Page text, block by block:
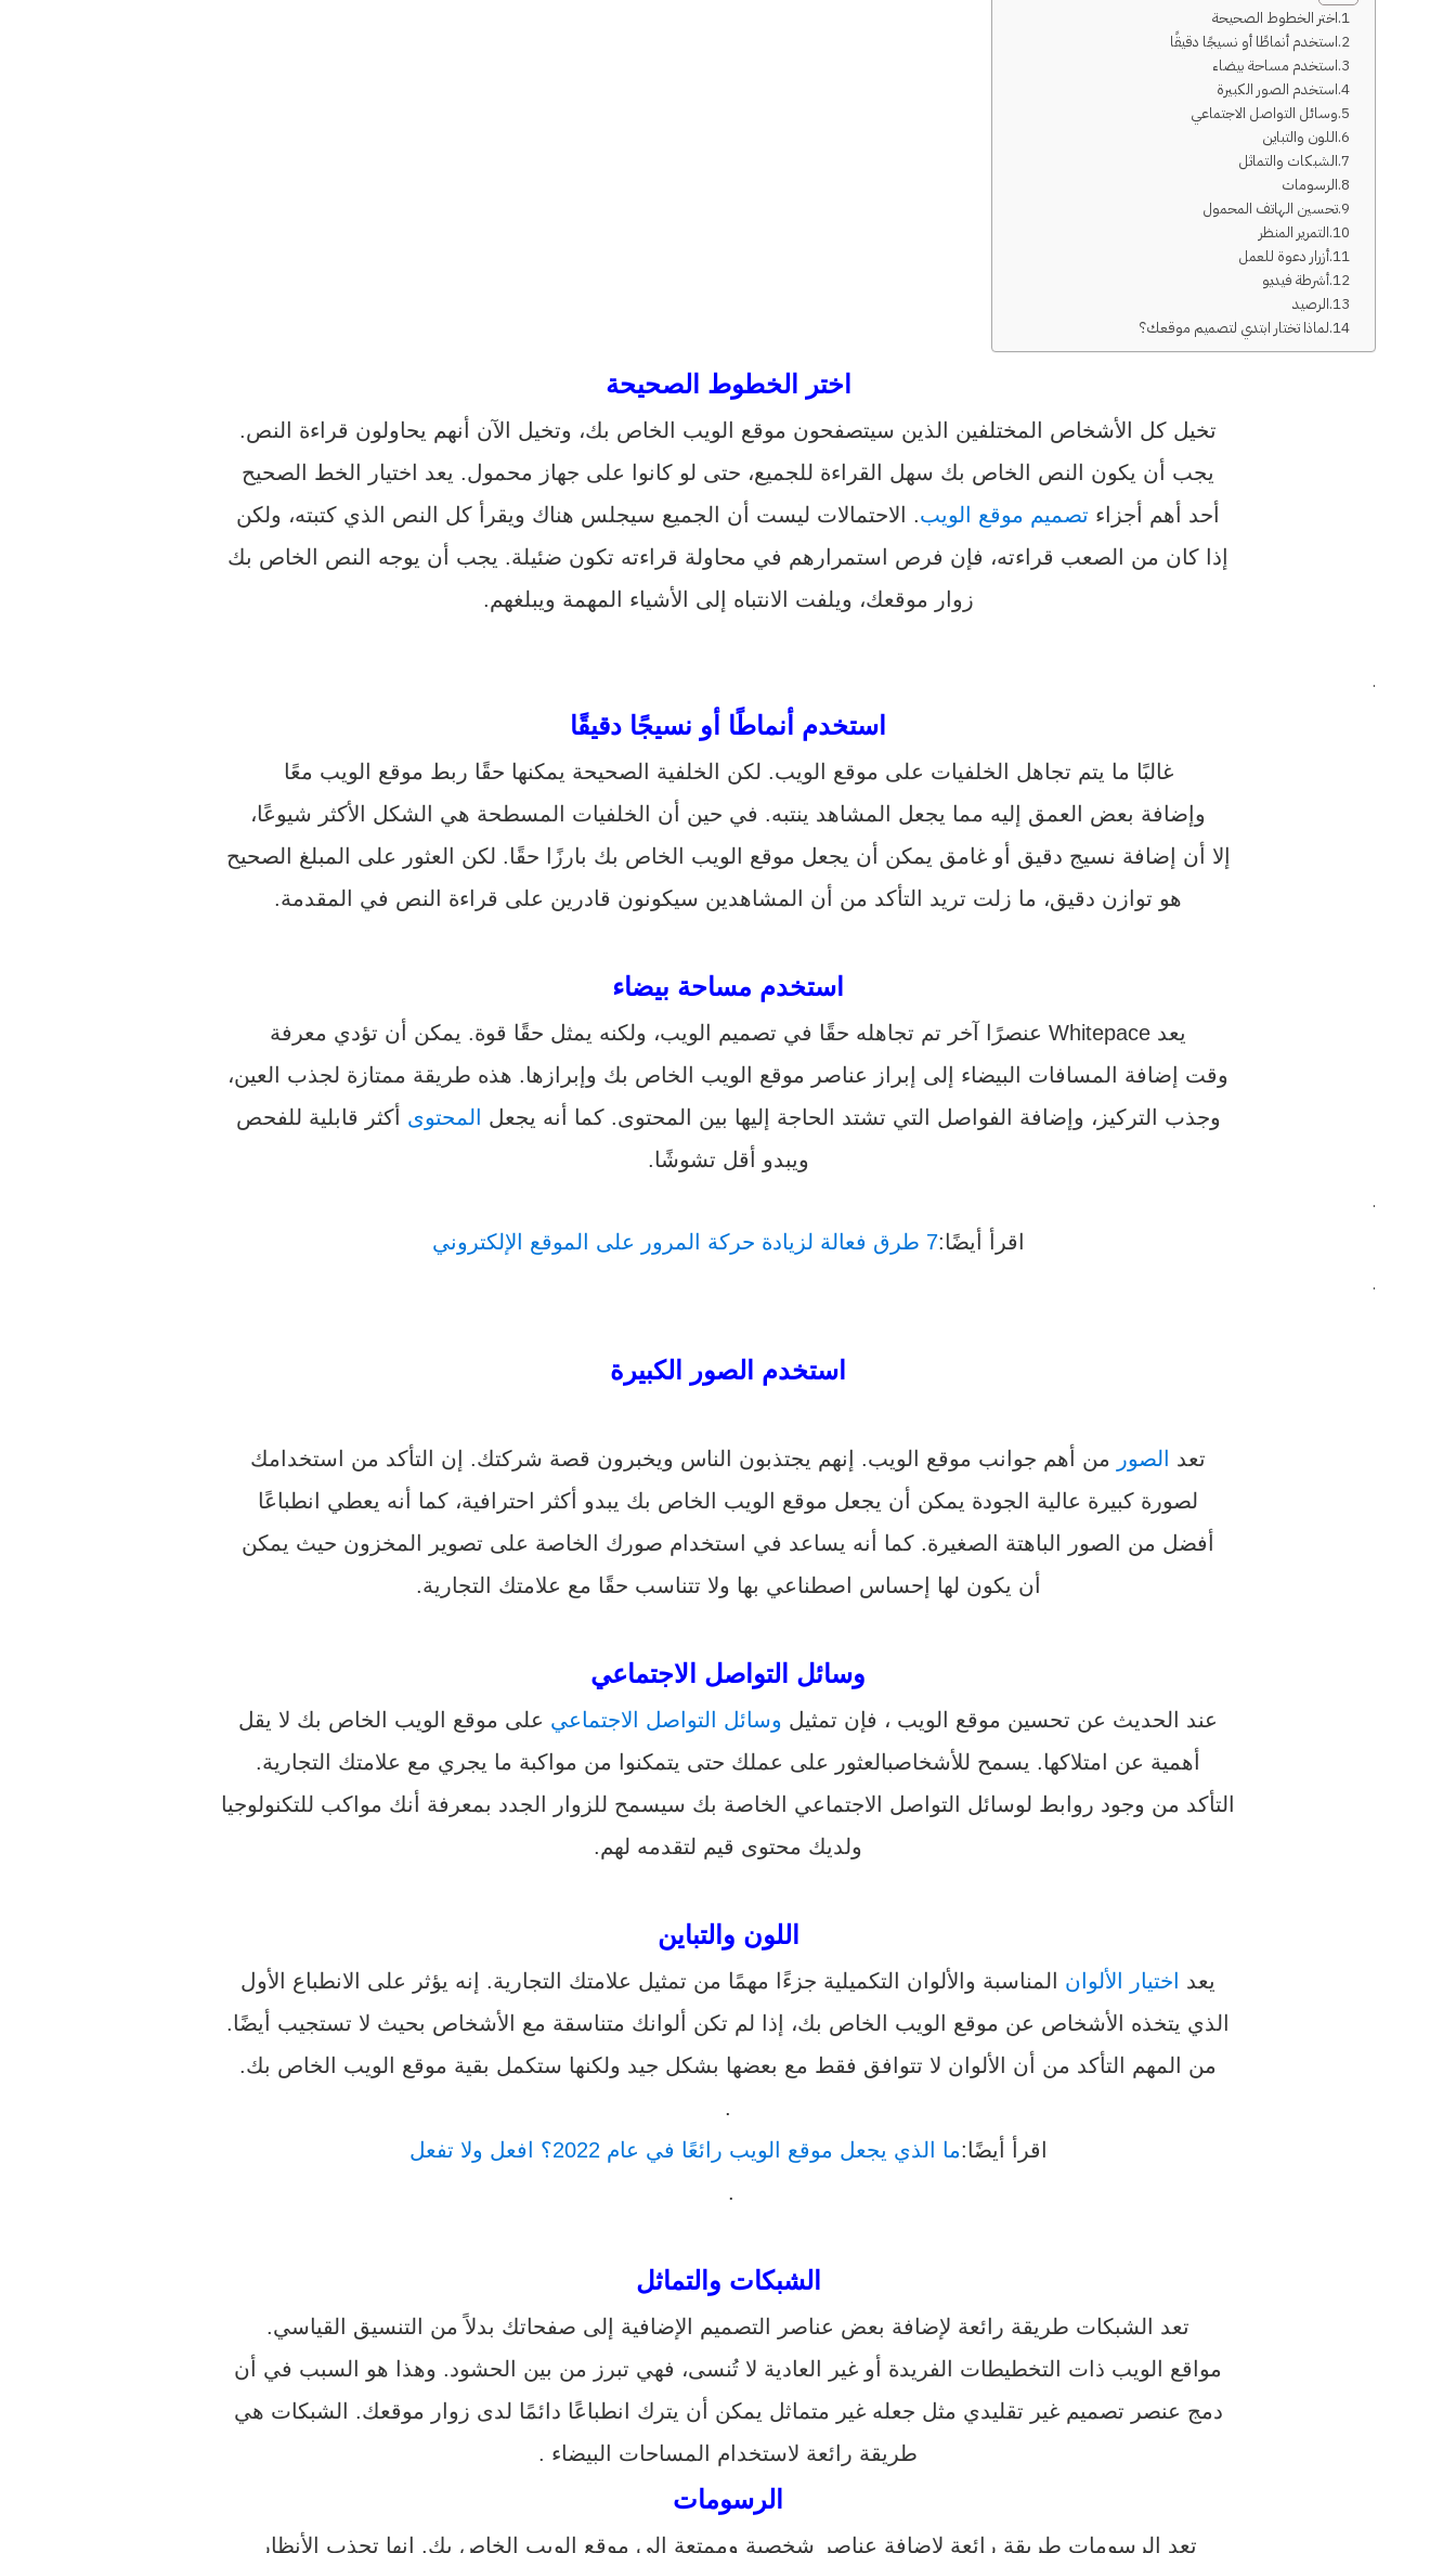
اختر الخطوط الصحيحة
استخدم أنماطًا أو نسيجًا دقيقًا
استخدم مساحة بيضاء
استخدم الصور الكبيرة
وسائل التواصل الاجتماعي
اللون والتباين
الشبكات والتماثل
الرسومات
تحسين الهاتف المحمول
التمرير المنظر
أزرار دعوة للعمل
أشرطة فيديو
الرصيد
لماذا تختار ابتدي لتصميم موقعك؟
اختر الخطوط الصحيحة
تخيل كل الأشخاص المختلفين الذين سيتصفحون موقع الويب الخاص بك، وتخيل الآن أنهم يحاولون قراءة النص.
يجب أن يكون النص الخاص بك سهل القراءة للجميع، حتى لو كانوا على جهاز محمول. يعد اختيار الخط الصحيح
أحد أهم أجزاء تصميم موقع الويب. الاحتمالات ليست أن الجميع سيجلس هناك ويقرأ كل النص الذي كتبته، ولكن
إذا كان من الصعب قراءته، فإن فرص استمرارهم في محاولة قراءته تكون ضئيلة. يجب أن يوجه النص الخاص بك
زوار موقعك، ويلفت الانتباه إلى الأشياء المهمة ويبلغهم.
.
استخدم أنماطًا أو نسيجًا دقيقًا
غالبًا ما يتم تجاهل الخلفيات على موقع الويب. لكن الخلفية الصحيحة يمكنها حقًا ربط موقع الويب معًا
وإضافة بعض العمق إليه مما يجعل المشاهد ينتبه. في حين أن الخلفيات المسطحة هي الشكل الأكثر شيوعًا،
إلا أن إضافة نسيج دقيق أو غامق يمكن أن يجعل موقع الويب الخاص بك بارزًا حقًا. لكن العثور على المبلغ الصحيح
هو توازن دقيق، ما زلت تريد التأكد من أن المشاهدين سيكونون قادرين على قراءة النص في المقدمة.
استخدم مساحة بيضاء
يعد Whitepace عنصرًا آخر تم تجاهله حقًا في تصميم الويب، ولكنه يمثل حقًا قوة. يمكن أن تؤدي معرفة
وقت إضافة المسافات البيضاء إلى إبراز عناصر موقع الويب الخاص بك وإبرازها. هذه طريقة ممتازة لجذب العين،
وجذب التركيز، وإضافة الفواصل التي تشتد الحاجة إليها بين المحتوى. كما أنه يجعل
المحتوى أكثر قابلية للفحص
ويبدو أقل تشوشًا.
.
اقرأ أيضًا:7 طرق فعالة لزيادة حركة المرور على الموقع الإلكتروني
.
استخدم الصور الكبيرة
تعد الصور
من أهم جوانب موقع الويب. إنهم يجتذبون الناس ويخبرون قصة شركتك. إن التأكد من استخدامك
لصورة كبيرة عالية الجودة يمكن أن يجعل موقع الويب الخاص بك يبدو أكثر احترافية، كما أنه يعطي انطباعًا
أفضل من الصور الباهتة الصغيرة. كما أنه يساعد في استخدام صورك الخاصة على تصوير المخزون حيث يمكن
أن يكون لها إحساس اصطناعي بها ولا تتناسب حقًا مع علامتك التجارية.
وسائل التواصل الاجتماعي
عند الحديث عن تحسين موقع الويب ، فإن تمثيل وسائل التواصل الاجتماعي على موقع الويب الخاص بك لا يقل
أهمية عن امتلاكها. يسمح للأشخاصبالعثور على عملك حتى يتمكنوا من مواكبة ما يجري مع علامتك التجارية.
التأكد من وجود روابط لوسائل التواصل
الاجتماعي الخاصة بك سيسمح للزوار الجدد بمعرفة أنك مواكب للتكنولوجيا
ولديك محتوى قيم لتقدمه لهم.
اللون والتباين
يعد اختيار الألوان المناسبة والألوان التكميلية جزءًا مهمًا من تمثيل علامتك التجارية. إنه يؤثر على الانطباع الأول
الذي يتخذه الأشخاص عن موقع الويب الخاص بك، إذا لم تكن ألوانك متناسقة مع الأشخاص بحيث لا تستجيب أيضًا.
من المهم التأكد من أن الألوان لا تتوافق فقط مع بعضها بشكل جيد ولكنها ستكمل بقية موقع الويب الخاص بك.
.
اقرأ أيضًا:ما الذي يجعل موقع الويب رائعًا في عام 2022؟ افعل ولا تفعل
.
الشبكات والتماثل
تعد الشبكات طريقة رائعة لإضافة بعض عناصر التصميم الإضافية إلى صفحاتك بدلاً من التنسيق القياسي.
مواقع الويب ذات التخطيطات الفريدة أو غير العادية لا تُنسى، فهي تبرز من بين الحشود. وهذا هو السبب في أن
دمج عنصر تصميم غير تقليدي مثل جعله غير متماثل يمكن أن يترك انطباعًا دائمًا لدى زوار موقعك. الشبكات هي
طريقة رائعة لاستخدام المساحات البيضاء .
الرسومات
تعد الرسومات طريقة رائعة لإضافة عناصر شخصية وممتعة إلى موقع الويب الخاص بك. إنها تجذب الأنظار